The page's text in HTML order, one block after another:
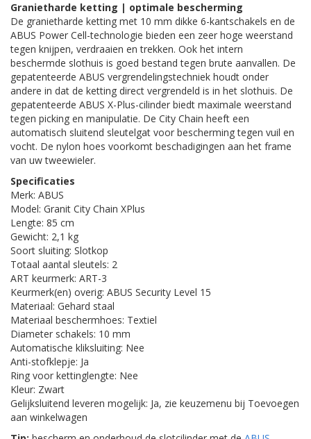
Granietharde ketting | optimale bescherming
De granietharde ketting met 10 mm dikke 6-kantschakels en de
ABUS Power Cell-technologie bieden een zeer hoge weerstand
tegen knijpen, verdraaien en trekken. Ook het intern
beschermde slothuis is goed bestand tegen brute aanvallen. De
gepatenteerde ABUS vergrendelingstechniek houdt onder
andere in dat de ketting direct vergrendeld is in het slothuis. De
gepatenteerde ABUS X-Plus-cilinder biedt maximale weerstand
tegen picking en manipulatie. De City Chain heeft een
automatisch sluitend sleutelgat voor bescherming tegen vuil en
vocht. De nylon hoes voorkomt beschadigingen aan het frame
van uw tweewieler.
Specificaties
Merk: ABUS
Model: Granit City Chain XPlus
Lengte: 85 cm
Gewicht: 2,1 kg
Soort sluiting: Slotkop
Totaal aantal sleutels: 2
ART keurmerk: ART-3
Keurmerk(en) overig: ABUS Security Level 15
Materiaal: Gehard staal
Materiaal beschermhoes: Textiel
Diameter schakels: 10 mm
Automatische kliksluiting: Nee
Anti-stofklepje: Ja
Ring voor kettinglengte: Nee
Kleur: Zwart
Gelijksluitend leveren mogelijk: Ja, zie keuzemenu bij Toevoegen
aan winkelwagen